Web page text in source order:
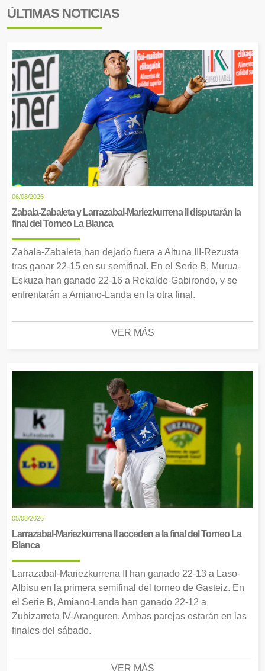
ÚLTIMAS NOTICIAS
06/08/2026
Zabala-Zabaleta y Larrazabal-Mariezkurrena II disputarán la
final del Torneo La Blanca
Zabala-Zabaleta han dejado fuera a Altuna III-Rezusta
tras ganar 22-15 en su semifinal. En el Serie B, Murua-
Eskuza han ganado 22-16 a Rekalde-Gabirondo, y se
enfrentarán a Amiano-Landa en la otra final.
VER MÁS
05/08/2026
Larrazabal-Mariezkurrena II acceden a la final del Torneo La
Blanca
Larrazabal-Mariezkurrena II han ganado 22-13 a Laso-
Albisu en la primera semifinal del torneo de Gasteiz. En
el Serie B, Amiano-Landa han ganado 22-12 a
Zubizarreta IV-Aranguren. Ambas parejas estarán en las
finales del sábado.
VER MÁS